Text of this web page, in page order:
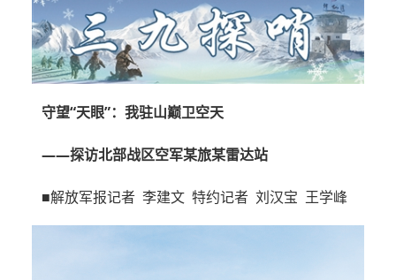
守望“天眼”：我驻山巅卫空天
——探访北部战区空军某旅某雷达站
■解放军报记者 李建文 特约记者 刘汉宝 王学峰